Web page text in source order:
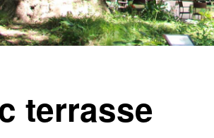
terrasse